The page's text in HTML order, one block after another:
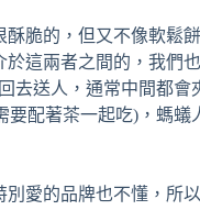
脆的，但又不像軟鬆餅
於這兩者之間的，我們
去送人，通常中間都會
要配著茶一起吃)，螞蟻
別愛的品牌也不懂，所